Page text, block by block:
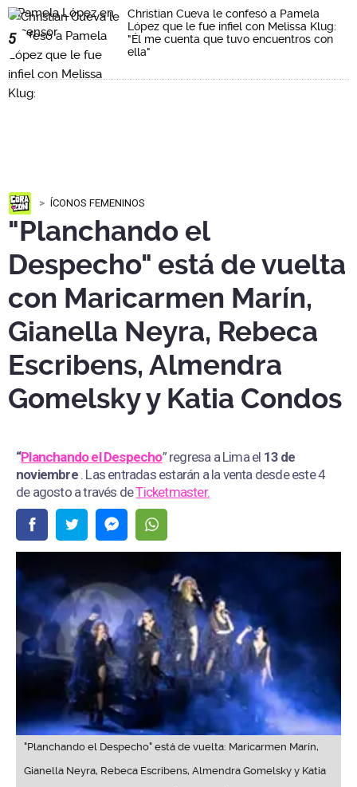
5
Christian Cueva le confesó a Pamela
López que le fue infiel con Melissa Klug:
"Él me cuenta que tuvo encuentros con
ella"
ÍCONOS FEMENINOS
"Planchando el
Despecho" está de vuelta
con Maricarmen Marín,
Gianella Neyra, Rebeca
Escribens, Almendra
Gomelsky y Katia Condos
“Planchando el Despecho” regresa a Lima el 13 de
noviembre . Las entradas estarán a la venta desde este 4
de agosto a través deTicketmaster.
"Planchando el Despecho" está de vuelta: Maricarmen Marín,
Gianella Neyra, Rebeca Escribens, Almendra Gomelsky y Katia